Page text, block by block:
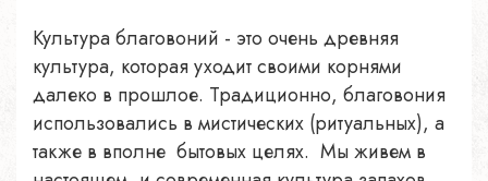
Культура благовоний - это очень древняя
культура, которая уходит своими корнями
далеко в прошлое. Традиционно, благовония
использовались в мистических (ритуальных), а
также в вполне бытовых целях. Мы живем в